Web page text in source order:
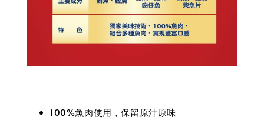
100%魚肉使用，保留原汁原味